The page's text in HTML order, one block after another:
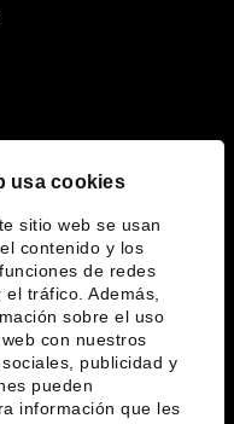
usa cookies
sitio web se usan
contenido y los
de redes
tráfico. Además,
sobre el uso
con nuestros
publicidad y
pueden
información que les